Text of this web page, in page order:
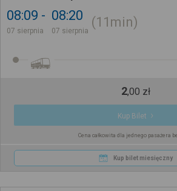
08:09
07 sierpnia
08:20
07 sierpnia
11min
2,00 zł
Kup Bilet
Cena całkowita dla jednego pasażera
Kup bilet miesięczny